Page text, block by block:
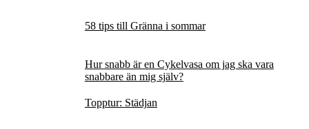
58 tips till Gränna i sommar
Hur snabb är en Cykelvasa om jag ska vara
snabbare än mig själv?
Topptur: Städjan